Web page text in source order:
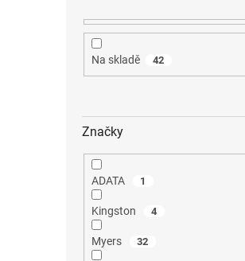
Na skladě 42
Značky
ADATA 1
Kingston 4
Myers 32